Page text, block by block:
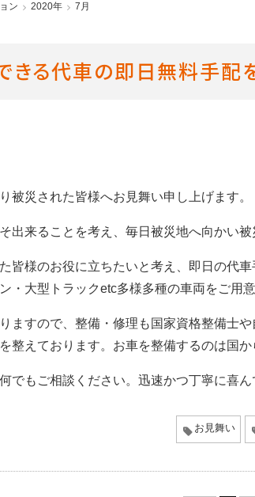
ン 2020年 7月
きる代車の即日無料手配
被災された皆様へお見舞い申し上げます。
出来ることを考え、毎日被災地へ向かい
皆様のお役に立ちたいと考え、即日の代
・大型トラックetc多様多種の車両をご用意
ますので、整備・修理も国家資格整備士
整えております。お車を整備するのは国か
でもご相談ください。迅速かつ丁寧に喜ん
お見舞い